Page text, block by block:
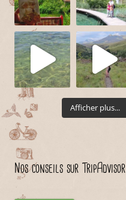
Afficher plus...
Nos conseils sur TripAdvisor